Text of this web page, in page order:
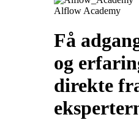
Alflow Academy
Få
og
direkte